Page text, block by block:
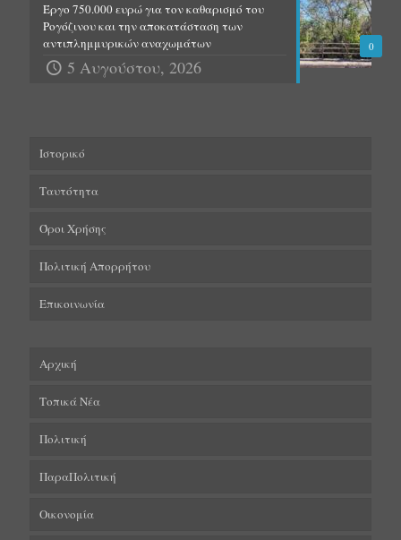
0
Έργο 750.000 ευρώ για τον καθαρισμό του
Ρογόζινου και την αποκατάσταση των
αντιπλημμυρικών αναχωμάτων
5 Αυγούστου, 2026
Ιστορικό
Ταυτότητα
Όροι Χρήσης
Πολιτική Απορρήτου
Επικοινωνία
Αρχική
Τοπικά Νέα
Πολιτική
ΠαραΠολιτική
Οικονομία